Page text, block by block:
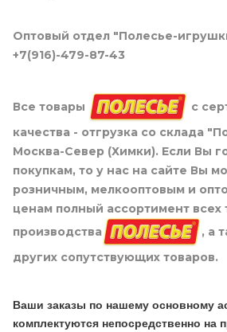
Оптовый отдел "Полесье-
+7(916)-479-87-43
Все товары
с
качества - отгрузка со склада
Москва-Север (Химки). Если Вы
покупкам, то у нас на сайте Вы
розничным, мелкооптовым и
ценам полный ассортимент всех
производства
, а
других сопутствующих товаров.
Ваши заказы по нашему основному
комплектуются непосредственно на